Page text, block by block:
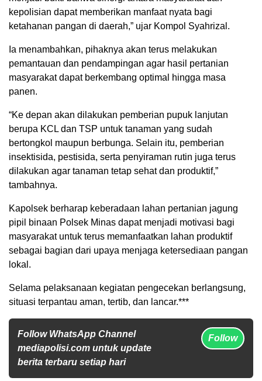
kepolisian dapat memberikan manfaat nyata bagi
ketahanan pangan di daerah,” ujar Kompol Syahrizal.
Ia menambahkan, pihaknya akan terus melakukan
pemantauan dan pendampingan agar hasil pertanian
masyarakat dapat berkembang optimal hingga masa
panen.
“Ke depan akan dilakukan pemberian pupuk lanjutan
berupa KCL dan TSP untuk tanaman yang sudah
bertongkol maupun berbunga. Selain itu, pemberian
insektisida, pestisida, serta penyiraman rutin juga terus
dilakukan agar tanaman tetap sehat dan produktif,”
tambahnya.
Kapolsek berharap keberadaan lahan pertanian jagung
pipil binaan Polsek Minas dapat menjadi motivasi bagi
masyarakat untuk terus memanfaatkan lahan produktif
sebagai bagian dari upaya menjaga ketersediaan pangan
lokal.
Selama pelaksanaan kegiatan pengecekan berlangsung,
situasi terpantau aman, tertib, dan lancar.***
Follow WhatsApp Channel
mediapolisi.com untuk update
berita terbaru setiap hari
Follow